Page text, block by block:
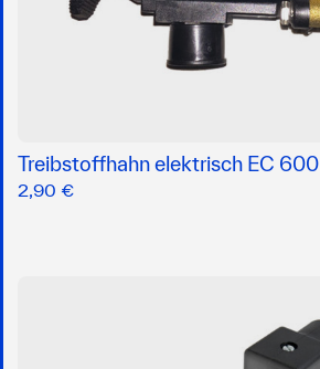
Treibstoffhahn elektrisch EC 600
2,90 €